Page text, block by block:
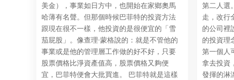
美金），事業如日方中，也開始在家鄉奧馬
哈薄有名聲。但那個時候巴菲特的投資方法
跟現在很不一樣，他投資的是很便宜的「雪
茄屁股」。像查理·蒙格說的：就是不管他的
事業或是他的管理層工作做的好不好，只要
股票價格比淨資產值高，股票價格又夠便
宜，巴菲特便會大批買進。 巴菲特就是這樣
第二人選
走，改行
的公司裡
的投資理
第一個人
拿去投資
發揮的淋